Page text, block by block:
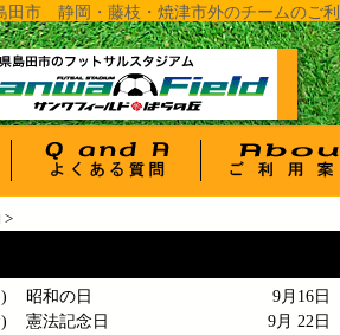
田市 静岡・藤枝・焼津市外のチームのご
>
昭和の日
9月16日
憲法記念日
9月 22日